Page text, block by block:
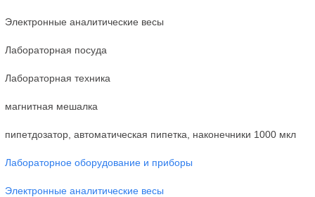
Электронные аналитические весы
Лабораторная посуда
Лабораторная техника
магнитная мешалка
пипетдозатор, автоматическая пипетка, наконечники 1000 мкл
Лабораторное оборудование и приборы
Электронные аналитические весы